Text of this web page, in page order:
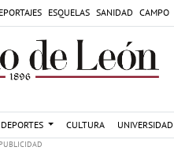
ESQUELAS SANIDAD CAMPO
DEPORTES CULTURA UNIVERSIDAD